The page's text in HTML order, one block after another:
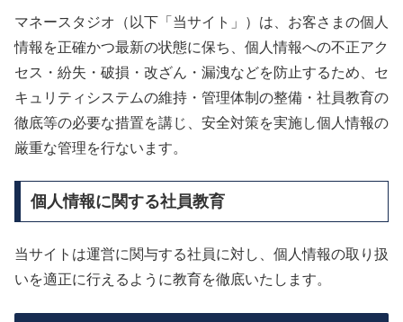
マネースタジオ（以下「当サイト」）は、お客さまの個人
情報を正確かつ最新の状態に保ち、個人情報への不正アク
セス・紛失・破損・改ざん・漏洩などを防止するため、セ
キュリティシステムの維持・管理体制の整備・社員教育の
徹底等の必要な措置を講じ、安全対策を実施し個人情報の
厳重な管理を行ないます。
個人情報に関する社員教育
当サイトは運営に関与する社員に対し、個人情報の取り扱
いを適正に行えるように教育を徹底いたします。